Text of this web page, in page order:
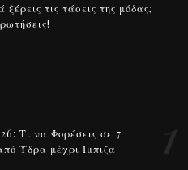
τις τάσεις της μόδας;
Τι να Φορέσεις σε 7
Ύδρα μέχρι Ίμπιζα